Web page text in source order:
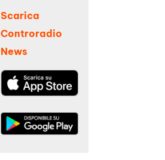
Scarica
Controradio
News